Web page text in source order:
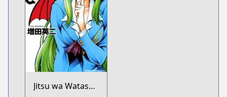
Jitsu wa Watashi